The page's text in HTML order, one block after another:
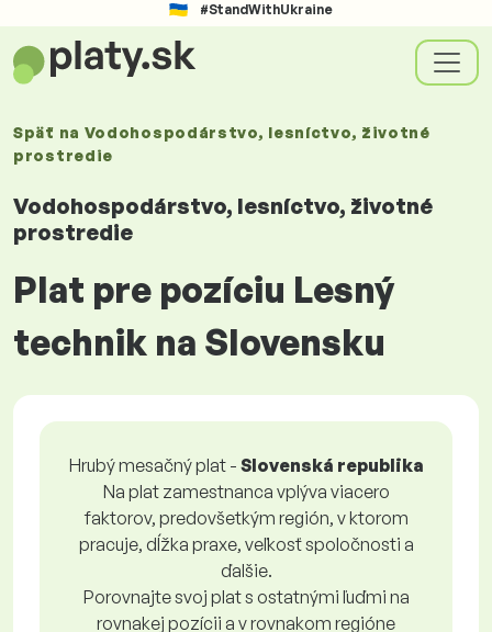
#StandWithUkraine
Späť na Vodohospodárstvo, lesníctvo, životné
prostredie
Vodohospodárstvo, lesníctvo, životné
prostredie
Plat pre pozíciu Lesný
technik na Slovensku
Hrubý mesačný plat - Slovenská republika
Na plat zamestnanca vplýva viacero
faktorov, predovšetkým región, v ktorom
pracuje, dĺžka praxe, veľkosť spoločnosti a
ďalšie.
Porovnajte svoj plat s ostatnými ľuďmi na
rovnakej pozícii a v rovnakom regióne